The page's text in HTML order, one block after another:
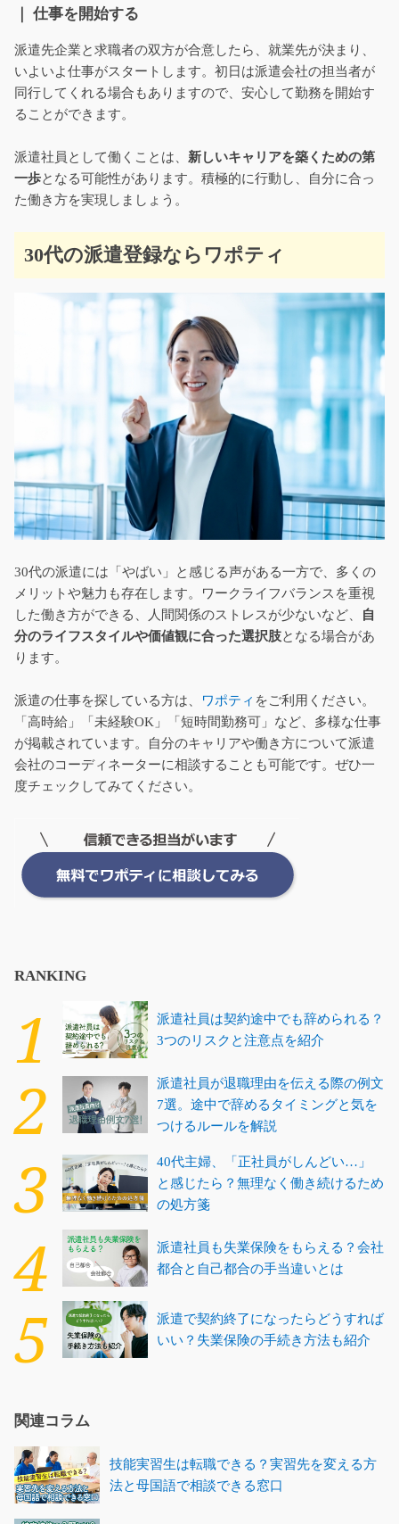
｜ 仕事を開始する
派遣先企業と求職者の双方が合意したら、就業先が決まり、
いよいよ仕事がスタートします。初日は派遣会社の担当者が
同行してくれる場合もありますので、安心して勤務を開始す
ることができます。
派遣社員として働くことは、 新しいキャリアを築くための第
一歩となる可能性があります。積極的に行動し、自分に合っ
た働き方を実現しましょう。
30代の派遣登録ならワポティ
30代の派遣には「やばい」と感じる声がある一方で、多くの
メリットや魅力も存在します。ワークライフバランスを重視
した働き方ができる、人間関係のストレスが少ないなど、
自
分のライフスタイルや価値観に合った選択肢となる場合があ
ります。
派遣の仕事を探している方は、 ワポティ をご利用ください。
「高時給」「未経験OK」「短時間勤務可」など、多様な仕事
が掲載されています。自分のキャリアや働き方について派遣
会社のコーディネーターに相談することも可能です。ぜひ一
度チェックしてみてください。
RANKING
派遣社員は契約途中でも辞められる？
3つのリスクと注意点を紹介
派遣社員が退職理由を伝える際の例文
7選。途中で辞めるタイミングと気を
つけるルールを解説
40代主婦、「正社員がしんどい…」
と感じたら？無理なく働き続けるため
の処方箋
派遣社員も失業保険をもらえる？会社
都合と自己都合の手当違いとは
派遣で契約終了になったらどうすれば
いい？失業保険の手続き方法も紹介
関連コラム
技能実習生は転職できる？実習先を変える方
法と母国語で相談できる窓口